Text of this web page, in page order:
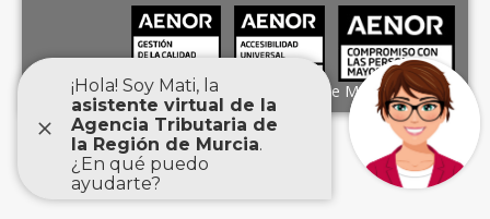
Agencia Tributaria de la Región de Murcia